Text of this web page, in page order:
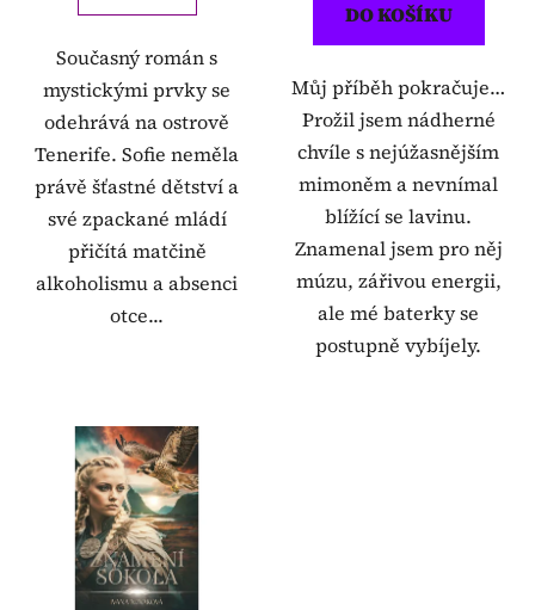
Současný román s
mystickými prvky se
odehrává na ostrově
Tenerife. Sofie neměla
právě šťastné dětství a
své zpackané mládí
přičítá matčině
alkoholismu a absenci
otce...
DO KOŠÍKU
Můj příběh pokračuje…
Prožil jsem nádherné
chvíle s nejúžasnějším
mimoněm a nevnímal
blížící se lavinu.
Znamenal jsem pro něj
múzu, zářivou energii,
ale mé baterky se
postupně vybíjely.